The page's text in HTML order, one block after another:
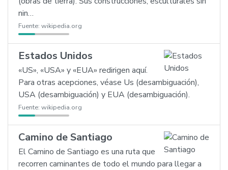
nin…
Fuente: wikipedia.org
Estados Unidos
«US», «USA» y «EUA» redirigen aquí.
Para otras acepciones, véase Us (desambiguación),
USA (desambiguación) y EUA (desambiguación).
Fuente: wikipedia.org
Camino de Santiago
El Camino de Santiago es una ruta que
recorren caminantes de todo el mundo para llegar a